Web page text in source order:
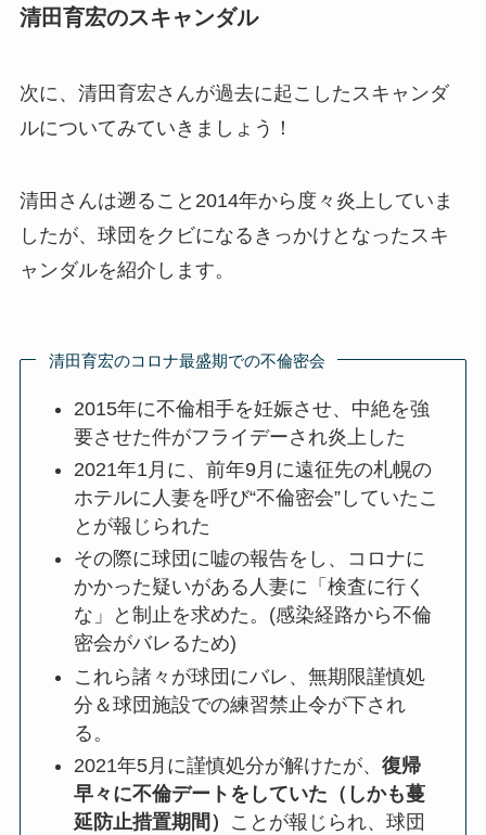
清田育宏のスキャンダル
次に、清田育宏さんが過去に起こしたスキャンダ
ルについてみていきましょう！
清田さんは遡ること2014年から度々炎上していま
したが、球団をクビになるきっかけとなったスキ
ャンダルを紹介します。
清田育宏のコロナ最盛期での不倫密会
2015年に不倫相手を妊娠させ、中絶を強
要させた件がフライデーされ炎上した
2021年1月に、前年9月に遠征先の札幌の
ホテルに人妻を呼び“不倫密会”していたこ
とが報じられた
その際に球団に嘘の報告をし、コロナに
かかった疑いがある人妻に「検査に行く
な」と制止を求めた。(感染経路から不倫
密会がバレるため)
これら諸々が球団にバレ、無期限謹慎処
分＆球団施設での練習禁止令が下され
る。
2021年5月に謹慎処分が解けたが、復帰
早々に不倫デートをしていた（しかも蔓
延防止措置期間） ことが報じられ、球団